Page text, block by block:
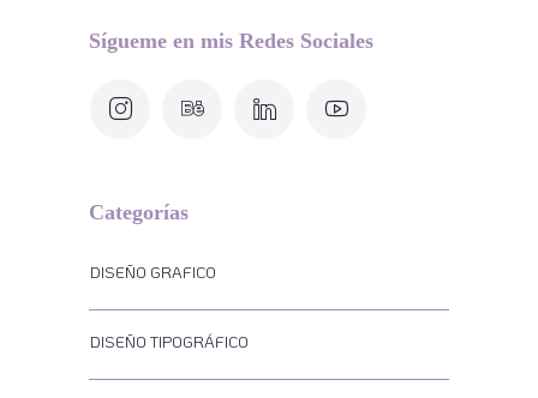
Sígueme en mis Redes Sociales
Categorías
DISEÑO GRAFICO
DISEÑO TIPOGRÁFICO